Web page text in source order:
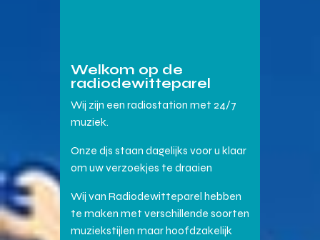
Welkom op de
radiodewitteparel
Wij zijn een radiostation met 24/7
muziek.
Onze djs staan dagelijks voor u klaar
om uw verzoekjes te draaien
Wij van Radiodewitteparel hebben
te maken met verschillende soorten
muziekstijlen maar hoofdzakelijk